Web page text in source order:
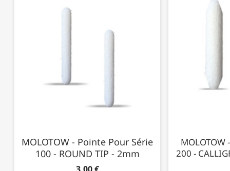
MOLOTOW - Pointe Pour Série
100 - ROUND TIP - 2mm
MOLOTOW
200 -